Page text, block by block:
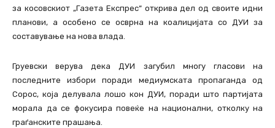
за косовскиот „Газета Експрес“ открива дел од своите идни
планови, а особено се осврна на коалицијата со ДУИ за
составување на нова влада.
Груевски верува дека ДУИ загубил многу гласови на
последните избори поради медиумската пропаганда од
Сорос, која делувала лошо кон ДУИ, поради што партијата
морала да се фокусира повеќе на национални, отколку на
граѓанските прашања.